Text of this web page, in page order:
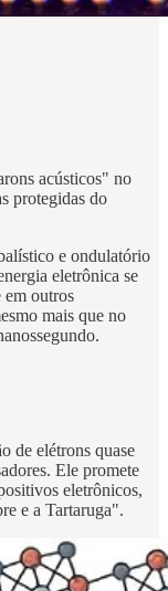
acústicos" no
protegidas do
e ondulatório
eletrônica se
em outros
mais que no
de elétrons quase
Ele promete
eletrônicos,
e a Tartaruga".